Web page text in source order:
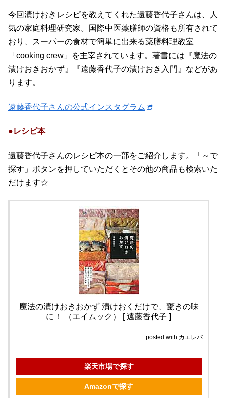
今回漬けおきレシピを教えてくれた遠藤香代子さんは、人
気の家庭料理研究家。国際中医薬膳師の資格も所有されて
おり、スーパーの食材で簡単に出来る薬膳料理教室
「cooking crew」を主宰されています。著書には『魔法の
漬けおきおかず』『遠藤香代子の漬けおき入門』などがあ
ります。
遠藤香代子さんの公式インスタグラム
●レシピ本
遠藤香代子さんのレシピ本の一部をご紹介します。「～で
探す」ボタンを押していただくとその他の商品も検索いた
だけます☆
魔法の漬けおきおかず 漬けおくだけで、驚きの味
に！ （エイムック） [ 遠藤香代子 ]
posted with カエレバ
楽天市場で探す
Amazonで探す